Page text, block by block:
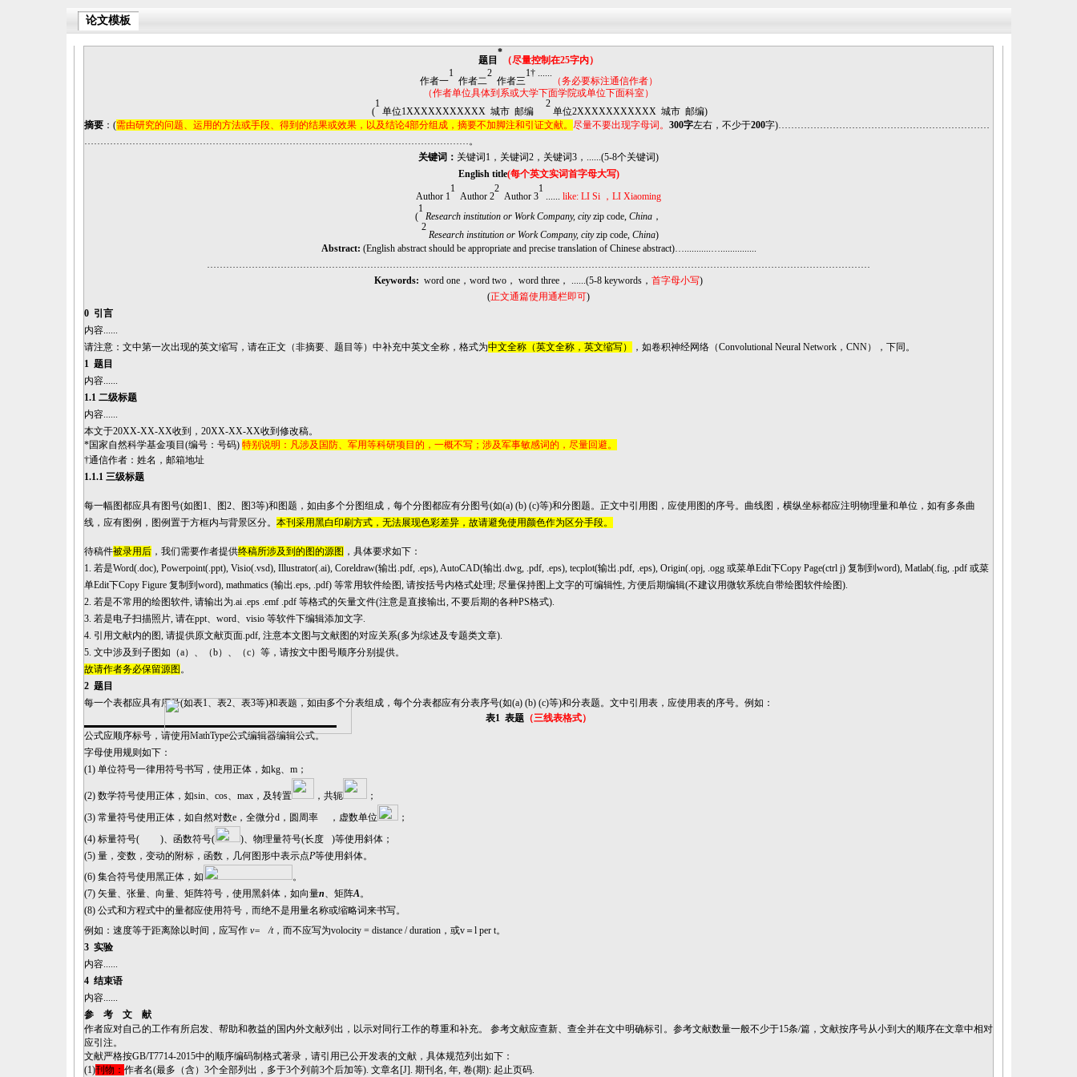
论文模板
题目
*
（尽量控制在25字内）
作者一
1
作者二
2
作者三
1†......
（务必要标注通信作者）
（作者单位具体到系或大学下面学院或单位下面科室）
(
1
单位1XXXXXXXXXXX 城市 邮编
2
单位2XXXXXXXXXXX 城市 邮编)
摘要 ： (需由研究的问题、运用的方法或手段、得到的结果或效果，以及结论4部分组成 ， 摘要不加脚注和引证文献。 尽量不要出现字母词。 300字左右，不少于200字)…………………………………………………………
…………………………………………………………………………………………………………。
关键词 ： 关键词 1，关键词2，关键词3， ......(5-8个关键词)
English title(每个英文实词首字母大写)
Author 1
1
Author 2
2
Author 3
1
...... like: LI Si ， LI Xiaoming
(
1
Research institution or Work Company, cityzip code, China ，
2
Research institution or Work Company, cityzip code, China)
Abstract: (English abstract should be appropriate and precise translation of Chinese abstract)…...........…...............
………………………………………………………………………………………………………………………………………………………………………………………
Keywords: word one ， word two ， word three ， ......(5-8 keywords ， 首字母小写)
(正文通篇使用通栏即可)
0 引言
内容......
请注意： 文中第一次出现的英文缩写，请在正文（非摘要、题目等）中补充中英文全称，格式为中文全称（英文全称，英文缩写） ，如卷积神经网络（Convolutional Neural Network，CNN） ，下同 。
1 题目
内容......
1.1 二级标题
内容......
本文于20XX-XX-XX收到， 20XX-XX-XX收到修改稿。
*国家自然科学基金项目 (编号： 号码) 特别说明：凡涉及国防、军用等科研项目的，一概不写；涉及军事敏感词的，尽量回避。
†通信作者：姓名，邮箱地址
1.1.1 三级标题
每一幅图都应具有图号(如 图 1、图2、图3等)和图题，如由多个分图组成，每个分图都应有分图号(如(a) (b) (c)等)和分图题。 正文中引用图，应使用图的序号。 曲线图，横纵坐标都应注明物理量和单位，如有多条曲
线，应有图例，图例置于方框内与背景区分。 本刊采用黑白印刷方式，无法展现色彩差异，故请避免使用颜色作为区分手段。
待稿件被录用后 ，我们需要作者提供终稿所涉及到的图的源图 ，具体要求如下：
1. 若是Word(.doc), Powerpoint(.ppt), Visio(.vsd), Illustrator(.ai), Coreldraw(输出.pdf, .eps), AutoCAD(输出.dwg, .pdf, .eps), tecplot(输出.pdf, .eps), Origin(.opj, .ogg 或菜单Edit下Copy Page(ctrl j) 复制到word), Matlab(.fig, .pdf 或菜
单Edit下Copy Figure 复制到word), mathmatics (输出.eps, .pdf) 等常用软件绘图, 请按括号内格式处理; 尽量保持图上文字的可编辑性, 方便后期编辑(不建议用微软系统自带绘图软件绘图).
2. 若是不常用的绘图软件, 请输出为.ai .eps .emf .pdf 等格式的矢量文件(注意是直接输出, 不要后期的各种PS格式).
3. 若是电子扫描照片, 请在ppt、 word、 visio 等软件下编辑添加文字.
4. 引用文献内的图, 请提供原文献页面.pdf, 注意本文图与文献图的对应关系(多为综述及专题类文章).
5. 文中涉及到子图如（a） 、 （b） 、 （c）等，请按文中图号顺序分别 提供。
故请作者务必保留源图 。
2 题目
每一个表都应具有序号(如表1、表2、表3等)和表题，如由多个分表组成，每个分表都应有分表序号(如(a) (b) (c)等)和分表题。 文中引用表，应使用表的序号。例如：
表1 表题 （三线表格式）
公式应顺序标号，请使用MathType公式编辑器编辑公式。
字母使用规则 如下：
(1) 单位符号一律用符号书写，使用正体，如kg、m ；
(2) 数学符号使用正体，如sin、cos、max，及转置 ，共轭
；
(3) 常量符号使用正体，如自然对数e，全微分d，圆周率 ，虚数单位
；
(4) 标量符号( )、函数符号( )、物理量符号(长度 )等使用斜体 ；
(5) 量，变数，变动的附标，函数，几何图形中表示点P等使用斜体。
(6) 集合符号使用黑正体，如
。
(7) 矢量、张量、向量、矩阵符号，使用黑斜体， 如向量n、 矩阵A。
(8) 公式和方程式中的量都应使用符号，而绝不是用量名称或缩略词来书写。
例如：速度等于距离除以时间，应写作 v= /t，而不应写为volocity = distance / duration，或v＝l per t。
3 实验
内容......
4 结束语
内容......
参 考 文 献
作者应对自己的工作有所启发、 帮助和教益的国内外文献列出 ， 以示对同行工作的尊重和补充。 参考文献应查新、查全并在文中明确标引 。 参考文献数量一般不少于15条/篇 ， 文献按序号从小到大的顺序在文章中相对
应引注。
文献严格按GB/T7714-2015中的顺序编码制格式著录， 请引用已公开发表的文献 ，具体规范列出如下 ：
(1)刊物： 作者名(最多（含） 3个全部列出， 多于3个列前3个后加等). 文章名 [J]. 期刊名, 年, 卷(期): 起止页码.